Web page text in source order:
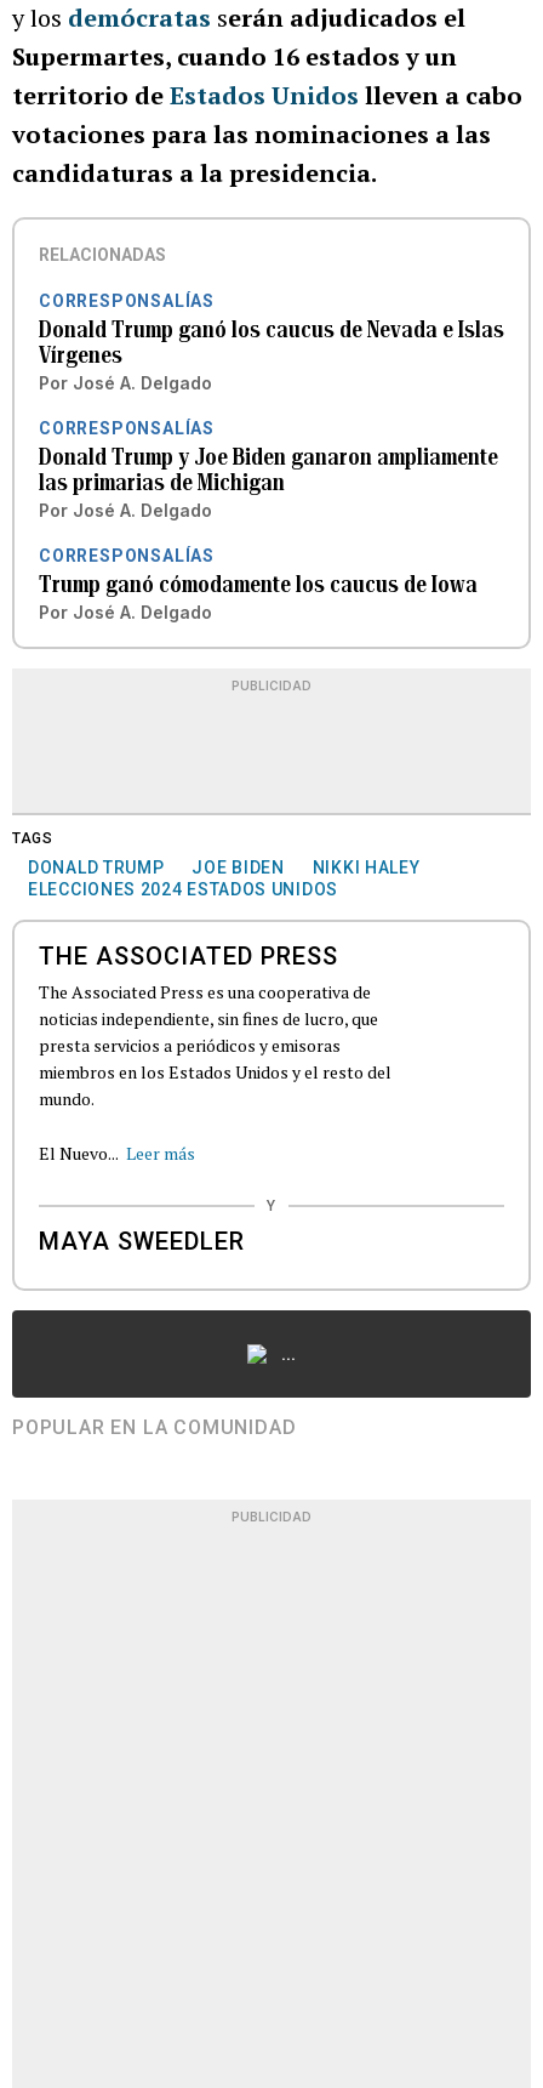
y los demócratas serán adjudicados el
Supermartes, cuando 16 estados y un
territorio deEstados Unidos lleven a cabo
votaciones para las nominaciones a las
candidaturas a la presidencia.
RELACIONADAS
CORRESPONSALÍAS
Donald Trump ganó los caucus de Nevada e Islas
Vírgenes
Por José A. Delgado
CORRESPONSALÍAS
Donald Trump y Joe Biden ganaron ampliamente
las primarias de Michigan
Por José A. Delgado
CORRESPONSALÍAS
Trump ganó cómodamente los caucus de Iowa
Por José A. Delgado
PUBLICIDAD
TAGS
DONALD TRUMP JOE BIDEN
NIKKI HALEY
ELECCIONES 2024 ESTADOS UNIDOS
THE ASSOCIATED PRESS
The Associated Press es una cooperativa de
noticias independiente, sin fines de lucro, que
presta servicios a periódicos y emisoras
miembros en los Estados Unidos y el resto del
mundo.
El Nuevo... Leer más
Y
MAYA SWEEDLER
...
POPULAR EN LA COMUNIDAD
PUBLICIDAD